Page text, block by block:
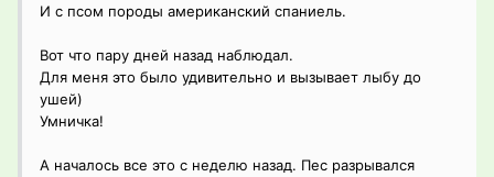
И с псом породы американский спаниель.
Вот что пару дней назад наблюдал.
Для меня это было удивительно и вызывает лыбу до
ушей)
Умничка!
А началось все это с неделю назад. Пес разрывался